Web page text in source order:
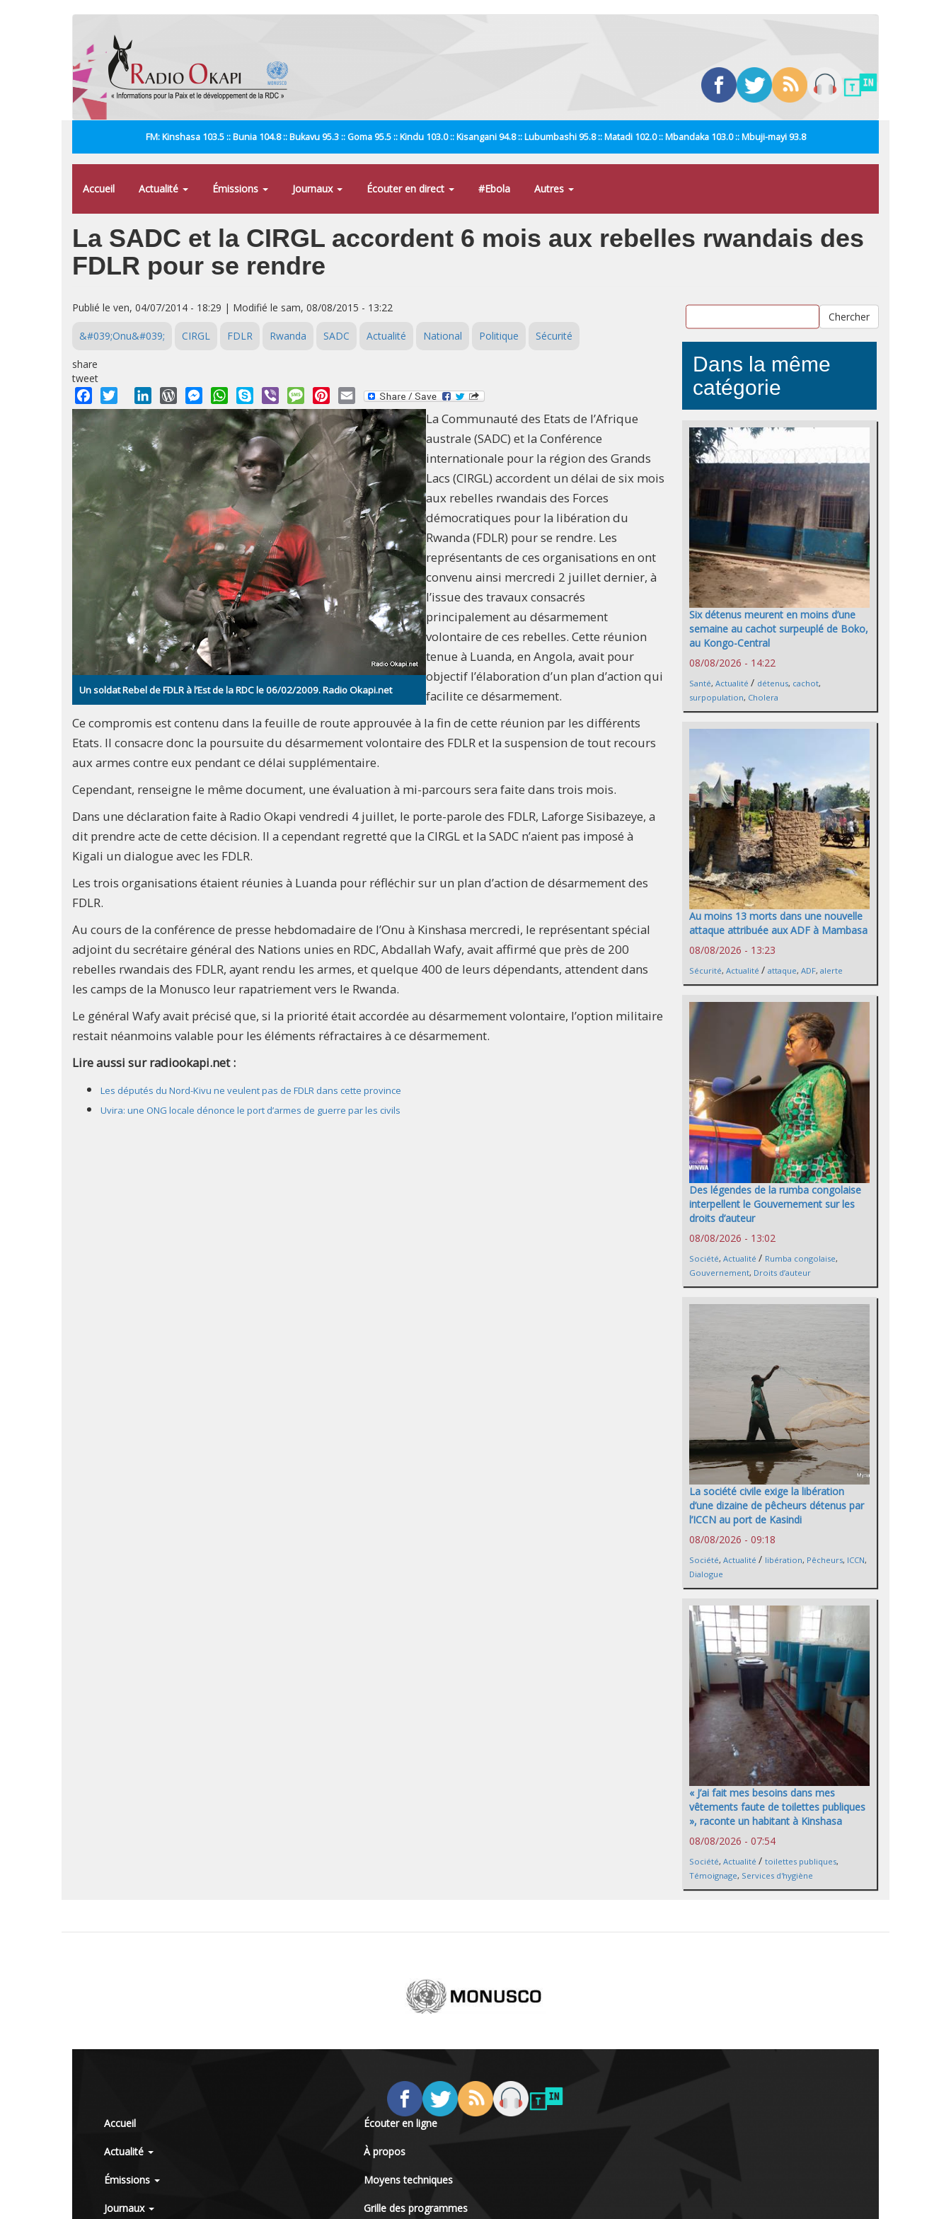
FM: Kinshasa 103.5 :: Bunia 104.8 :: Bukavu 95.3 :: Goma 95.5 :: Kindu 103.0 :: Kisangani 94.8 :: Lubumbashi 95.8 :: Matadi 102.0 :: Mbandaka 103.0 :: Mbuji-mayi 93.8
Accueil Actualité Émissions Journaux Écouter en direct #Ebola Autres
La SADC et la CIRGL accordent 6 mois aux rebelles rwandais des
FDLR pour se rendre
Publié le ven, 04/07/2014 - 18:29 | Modifié le sam, 08/08/2015 - 13:22
&#039;Onu&#039; CIRGL FDLR Rwanda SADC Actualité National Politique Sécurité
share
tweet
Facebook
Twitter LinkedInWordPressMessengerWhatsApp
Skype Viber MessagePinterest
Email
Un soldat Rebel de FDLR à l’Est de la RDC le 06/02/2009. Radio Okapi.net
La Communauté des Etats de l’Afrique
australe (SADC) et la Conférence
internationale pour la région des Grands
Lacs (CIRGL) accordent un délai de six mois
aux rebelles rwandais des Forces
démocratiques pour la libération du
Rwanda (FDLR) pour se rendre. Les
représentants de ces organisations en ont
convenu ainsi mercredi 2 juillet dernier, à
l’issue des travaux consacrés
principalement au désarmement
volontaire de ces rebelles. Cette réunion
tenue à Luanda, en Angola, avait pour
objectif l’élaboration d’un plan d’action qui
facilite ce désarmement.
Ce compromis est contenu dans la feuille de route approuvée à la fin de cette réunion par les différents
Etats. Il consacre donc la poursuite du désarmement volontaire des FDLR et la suspension de tout recours
aux armes contre eux pendant ce délai supplémentaire.
Cependant, renseigne le même document, une évaluation à mi-parcours sera faite dans trois mois.
Dans une déclaration faite à Radio Okapi vendredi 4 juillet, le porte-parole des FDLR, Laforge Sisibazeye, a
dit prendre acte de cette décision. Il a cependant regretté que la CIRGL et la SADC n’aient pas imposé à
Kigali un dialogue avec les FDLR.
Les trois organisations étaient réunies à Luanda pour réfléchir sur un plan d’action de désarmement des
FDLR.
Au cours de la conférence de presse hebdomadaire de l’Onu à Kinshasa mercredi, le représentant spécial
adjoint du secrétaire général des Nations unies en RDC, Abdallah Wafy, avait affirmé que près de 200
rebelles rwandais des FDLR, ayant rendu les armes, et quelque 400 de leurs dépendants, attendent dans
les camps de la Monusco leur rapatriement vers le Rwanda.
Le général Wafy avait précisé que, si la priorité était accordée au désarmement volontaire, l’option militaire
restait néanmoins valable pour les éléments réfractaires à ce désarmement.
Lire aussi sur radiookapi.net :
Les députés du Nord-Kivu ne veulent pas de FDLR dans cette province
Uvira: une ONG locale dénonce le port d’armes de guerre par les civils
Chercher
Dans la même
catégorie
Six détenus meurent en moins d’une
semaine au cachot surpeuplé de Boko,
au Kongo-Central
08/08/2026 - 14:22
Santé, Actualité / détenus, cachot,
surpopulation, Cholera
Au moins 13 morts dans une nouvelle
attaque attribuée aux ADF à Mambasa
08/08/2026 - 13:23
Sécurité, Actualité / attaque, ADF, alerte
Des légendes de la rumba congolaise
interpellent le Gouvernement sur les
droits d’auteur
08/08/2026 - 13:02
Société, Actualité / Rumba congolaise,
Gouvernement, Droits d’auteur
La société civile exige la libération
d’une dizaine de pêcheurs détenus par
l’ICCN au port de Kasindi
08/08/2026 - 09:18
Société, Actualité / libération, Pêcheurs, ICCN,
Dialogue
« J’ai fait mes besoins dans mes
vêtements faute de toilettes publiques
», raconte un habitant à Kinshasa
08/08/2026 - 07:54
Société, Actualité / toilettes publiques,
Témoignage, Services d'hygiène
Accueil
Actualité
Émissions
Journaux
Écouter en ligne
À propos
Moyens techniques
Grille des programmes